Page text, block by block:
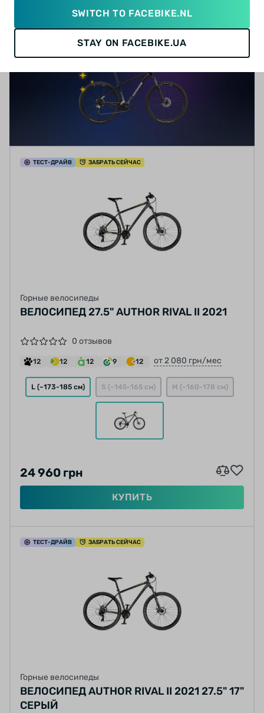
ОБМЕНЯТЬ СВОЙ ВЕЛ
ТЕСТ-ДРАЙВ ЗАБРАТЬ СЕЙЧАС
Горные велосипеды
ВЕЛОСИПЕД 27.5" AUTHOR RIVAL II 2021
0 отзывов
12 12 12 9 12 от 2 080 грн/мес
L (~173-185 см) S (~145-165 см) M (~160-178 см)
24 960 грн
КУПИТЬ
ТЕСТ-ДРАЙВ ЗАБРАТЬ СЕЙЧАС
Горные велосипеды
ВЕЛОСИПЕД AUTHOR RIVAL II 2021 27.5" 17"
СЕРЫЙ
SWITCH TO FACEBIKE.NL
STAY ON FACEBIKE.UA